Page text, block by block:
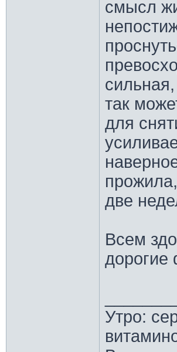
смысл
так
для
две
Всем
дорогие
Утро: